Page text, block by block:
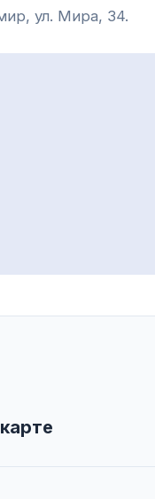
ул. Мира, 34.